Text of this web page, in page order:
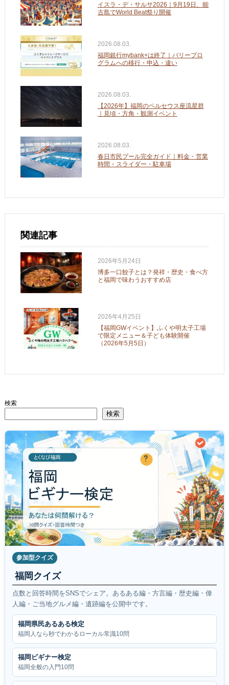
イスラ・デ・サルサ2026｜9月19日、能
古島でWorld Beat祭り開催
2026.08.03.
福岡銀行mybank+は終了｜バリープロ
グラムへの移行・申込・違い
2026.08.03.
【2026年】福岡のペルセウス座流星群
｜見頃・方角・観測イベント
2026.08.03.
春日市民プール完全ガイド｜料金・営業
時間・スライダー・駐車場
関連記事
2026年5月24日
博多一口餃子とは？発祥・歴史・食べ方
と福岡で味わうおすすめ店
2026年4月25日
【福岡GWイベント】ふくや明太子工場
で限定メニュー＆子ども体験開催
（2026年5月5日）
検索
検索
参加型クイズ
福岡クイズ
点数と回答時間をSNSでシェア。あるある編・方言編・歴史編・偉
人編・ご当地グルメ編・遺跡編を公開中です。
福岡県民あるある検定
福岡人なら秒でわかるローカル常識10問
福岡ビギナー検定
福岡全般の入門10問